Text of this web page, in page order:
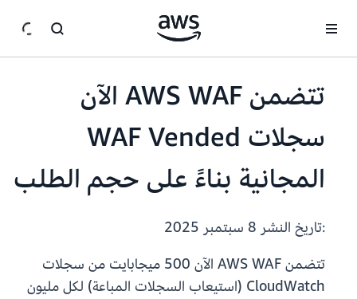
تتضمن AWS WAF الآن
سجلات WAF Vended
المجانية بناءً على حجم الطلب
:تاريخ النشر
تتضمن AWS WAF الآن 500 ميجابايت من سجلات
CloudWatch (استيعاب السجلات المباعة) لكل مليون